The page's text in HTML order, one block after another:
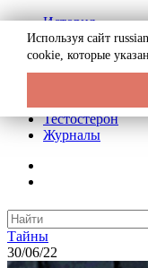
История
Биография
Криминал
Реклама на сайте
Тестостерон
Журналы
Тайны
30/06/22
Используя сайт
cookie, которые